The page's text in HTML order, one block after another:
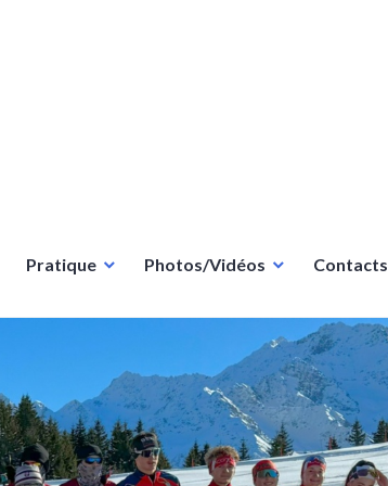
Pratique Photos/Vidéos Contacts